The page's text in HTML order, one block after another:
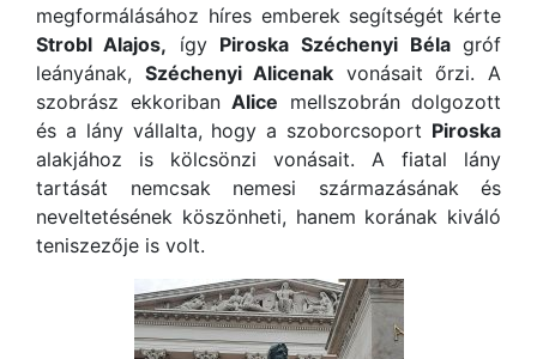
megformálásához híres emberek segítségét kérte
Strobl Alajos, így Piroska Széchenyi Bélagróf
leányának, Széchenyi Alicenak vonásait őrzi. A
szobrász ekkoriban Alice mellszobrán dolgozott
és a lány vállalta, hogy a szoborcsoport Piroska
alakjához is kölcsönzi vonásait. A fiatal lány
tartását nemcsak nemesi származásának és
neveltetésének köszönheti, hanem korának kiváló
teniszezője is volt.